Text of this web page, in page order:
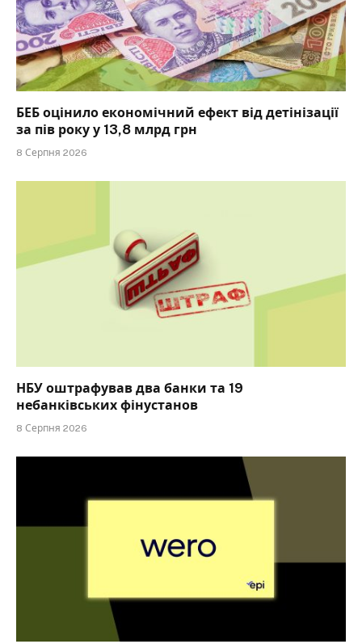
БЕБ оцінило економічний ефект від детінізації
за пів року у 13,8 млрд грн
8 Серпня 2026
НБУ оштрафував два банки та 19
небанківських фінустанов
8 Серпня 2026